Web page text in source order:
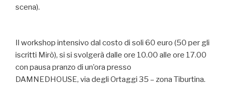
scena).
Il workshop intensivo dal costo di soli 60 euro (50 per gli
iscritti Mirò), si si svolgerà dalle ore 10.00 alle ore 17.00
con pausa pranzo di un’ora presso
DAMNEDHOUSE, via degli Ortaggi 35 – zona Tiburtina.